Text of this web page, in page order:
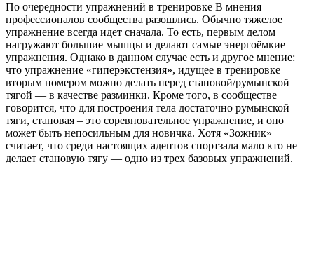
По очередности упражнений в тренировке B мнения
профессионалов сообщества разошлись. Обычно тяжелое
упражнение всегда идет сначала. То есть, первым делом
нагружают большие мышцы и делают самые энергоёмкие
упражнения. Однако в данном случае есть и другое мнение:
что упражнение «гиперэкстензия», идущее в тренировке
вторым номером можно делать перед становой/румынской
тягой — в качестве разминки. Кроме того, в сообществе
говорится, что для построения тела достаточно румынской
тяги, становая – это соревновательное упражнение, и оно
может быть непосильным для новичка. Хотя «Зожник»
считает, что среди настоящих адептов спортзала мало кто не
делает становую тягу — одно из трех базовых упражнений.